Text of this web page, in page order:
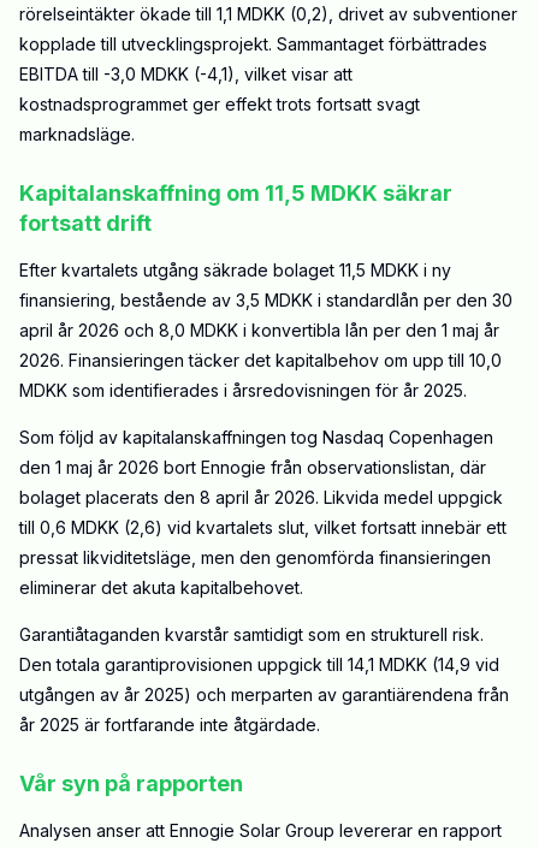
rörelseintäkter ökade till 1,1 MDKK (0,2), drivet av subventioner
kopplade till utvecklingsprojekt. Sammantaget förbättrades
EBITDA till -3,0 MDKK (-4,1), vilket visar att
kostnadsprogrammet ger effekt trots fortsatt svagt
marknadsläge.
Kapitalanskaffning om 11,5 MDKK säkrar
fortsatt drift
Efter kvartalets utgång säkrade bolaget 11,5 MDKK i ny
finansiering, bestående av 3,5 MDKK i standardlån per den 30
april år 2026 och 8,0 MDKK i konvertibla lån per den 1 maj år
2026. Finansieringen täcker det kapitalbehov om upp till 10,0
MDKK som identifierades i årsredovisningen för år 2025.
Som följd av kapitalanskaffningen tog Nasdaq Copenhagen
den 1 maj år 2026 bort Ennogie från observationslistan, där
bolaget placerats den 8 april år 2026. Likvida medel uppgick
till 0,6 MDKK (2,6) vid kvartalets slut, vilket fortsatt innebär ett
pressat likviditetsläge, men den genomförda finansieringen
eliminerar det akuta kapitalbehovet.
Garantiåtaganden kvarstår samtidigt som en strukturell risk.
Den totala garantiprovisionen uppgick till 14,1 MDKK (14,9 vid
utgången av år 2025) och merparten av garantiärendena från
år 2025 är fortfarande inte åtgärdade.
Vår syn på rapporten
Analysen anser att Ennogie Solar Group levererar en rapport